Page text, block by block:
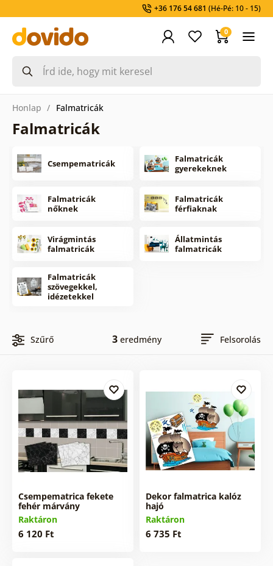
+36 176 54 681 (Hé-Pé: 10 - 15)
0
Honlap Falmatricák
Falmatricák
Csempematricák
Falmatricák
gyerekeknek
Falmatricák
nőknek
Falmatricák
férfiaknak
Virágmintás
falmatricák
Állatmintás
falmatricák
Falmatricák
szövegekkel,
idézetekkel
Szűrő 3eredmény Felsorolás
Csempematrica fekete
fehér márvány
Raktáron
6 120 Ft
Dekor falmatrica kalóz
hajó
Raktáron
6 735 Ft